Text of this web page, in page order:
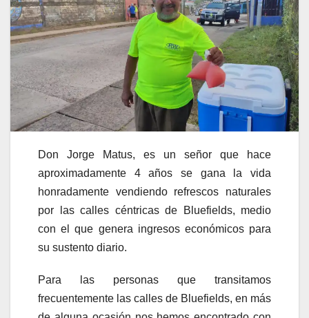
Don Jorge Matus, es un señor que hace
aproximadamente 4 años se gana la vida
honradamente vendiendo refrescos naturales
por las calles céntricas de Bluefields, medio
con el que genera ingresos económicos para
su sustento diario.
Para las personas que transitamos
frecuentemente las calles de Bluefields, en más